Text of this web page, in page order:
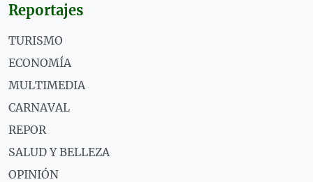
Reportajes
TURISMO
ECONOMÍA
MULTIMEDIA
CARNAVAL
REPOR
SALUD Y BELLEZA
OPINIÓN